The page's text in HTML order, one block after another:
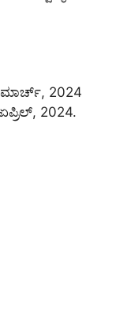
ಮಾರ್ಚ್, 2024
2024.